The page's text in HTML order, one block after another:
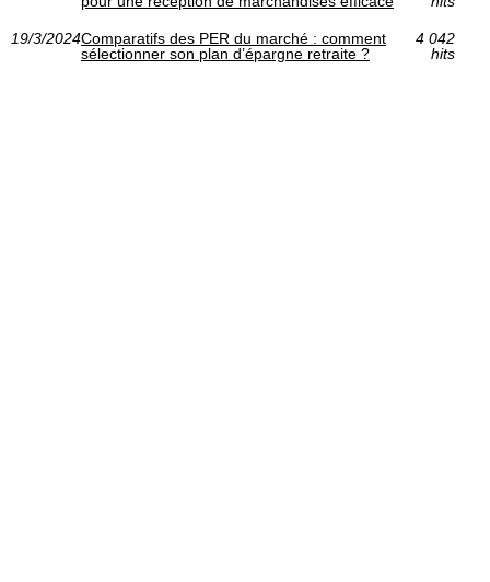
19/3/2024Comparatifs des PER du marché : comment
sélectionner son plan d’épargne retraite ?
4 042
hits